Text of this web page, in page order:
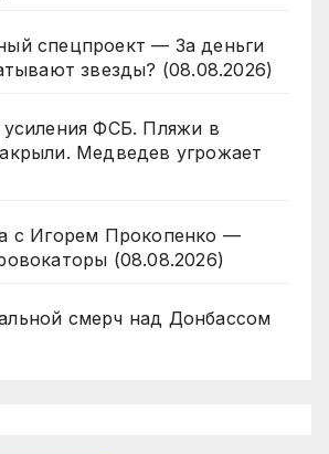
спецпроект — За деньги
звезды? (08.08.2026)
усиления ФСБ. Пляжи в
Медведев угрожает
с Игорем Прокопенко —
(08.08.2026)
смерч над Донбассом